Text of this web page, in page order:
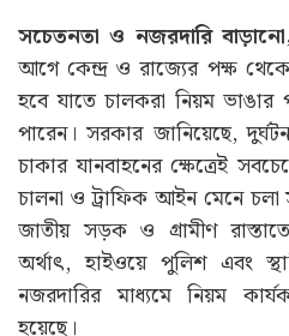
সচেতনতা ও নজরদারি
আগে কেন্দ্র ও রাজ্যের পক্ষ থেকে
হবে যাতে চালকরা নিয়ম
পারেন। সরকার জানিয়েছে,
চাকার যানবাহনের ক্ষেত্রেই
চালনা ও ট্রাফিক আইন মেনে
জাতীয় সড়ক ও গ্রামীণ
অর্থাৎ, হাইওয়ে পুলিশ এবং
নজরদারির মাধ্যমে নিয়ম
হয়েছে।